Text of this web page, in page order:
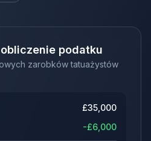
obliczenie podatku
zarobków tatuażystów
£35,000
-£6,000